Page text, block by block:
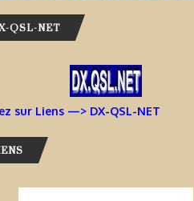
QSL-NET
sur Liens —> DX-QSL-NET